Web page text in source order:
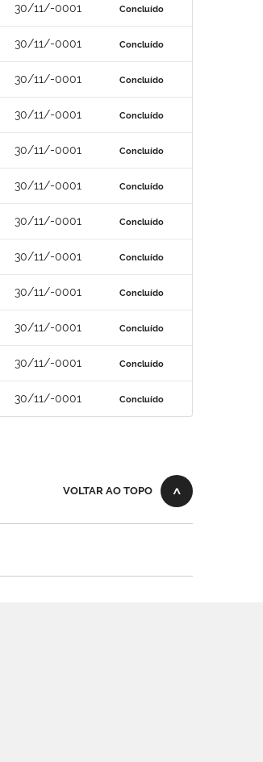
30/11/-0001 Concluído
30/11/-0001 Concluído
30/11/-0001 Concluído
30/11/-0001 Concluído
30/11/-0001 Concluído
30/11/-0001 Concluído
30/11/-0001 Concluído
30/11/-0001 Concluído
30/11/-0001 Concluído
30/11/-0001 Concluído
30/11/-0001 Concluído
30/11/-0001 Concluído
VOLTAR AO TOPO